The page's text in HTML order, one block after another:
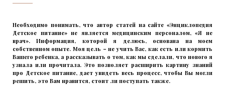
Необходимо понимать, что автор статей на сайте «Энциклопедия
Детское питание» не является медицинским персоналом, «Я не
врач». Информация, которой я делюсь, основана на моем
собственном опыте. Моя цель – не учить Вас, как есть или кормить
Вашего ребенка, а рассказывать о том, как мы сделали, что нового я
узнала или прочитала. Это позволяет расширить картину знаний
про Детское питание, дает увидеть весь процесс, чтобы Вы могли
решить, это Вам нравится, стоит ли поступать также.